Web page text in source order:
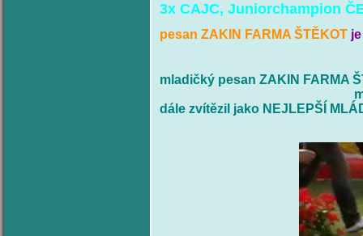
3x CAJC, Juniorchampion
pesan ZAKIN FARMA ŠTĚKOT
mladičký pesan ZAKIN FARMA
dále zvítězil jako NEJLEPŠÍ